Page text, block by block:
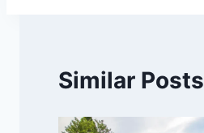
Similar Posts